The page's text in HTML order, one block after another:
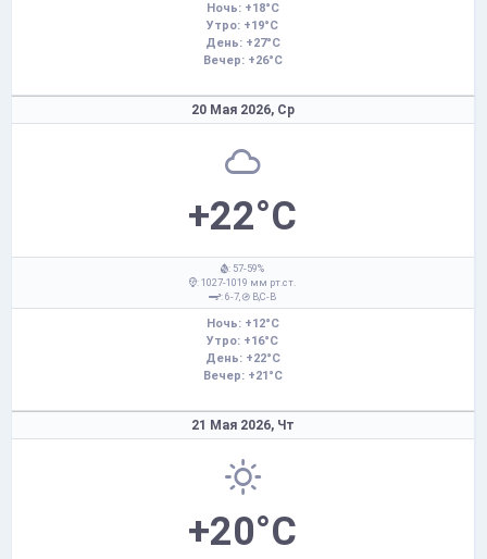
Ночь: +18°C
Утро: +19°C
День: +27°C
Вечер: +26°C
20 Мая 2026, Ср
+22°C
: 57-59%
: 1027-1019 мм рт.ст.
: 6-7,
В,С-В
Ночь: +12°C
Утро: +16°C
День: +22°C
Вечер: +21°C
21 Мая 2026, Чт
+20°C